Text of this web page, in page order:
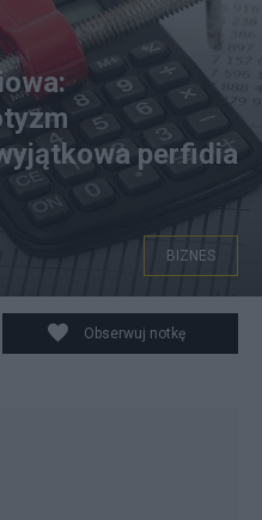
zapłacą podatek na
perfidia
BIZNES
Obserwuj notkę